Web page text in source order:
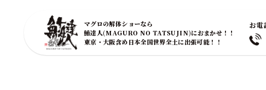
マグロの解体ショーなら
鮪達人(MAGURO NO TATSUJIN)におまかせ！！
東京・大阪含め日本全国世界全土に出張可能！！
お電